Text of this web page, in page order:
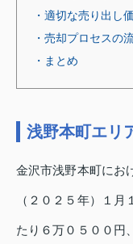
・適切な売り出し
・売却プロセスの
・まとめ
浅野本町エリ
金沢市浅野本町にお
（２０２５年）１
たり６万０５００円